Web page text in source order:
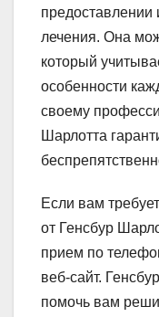
лечения. Она
который
особенности
своему
Шарлотта
Если вам
от Генсбур
прием по
веб-сайт.
помочь вам